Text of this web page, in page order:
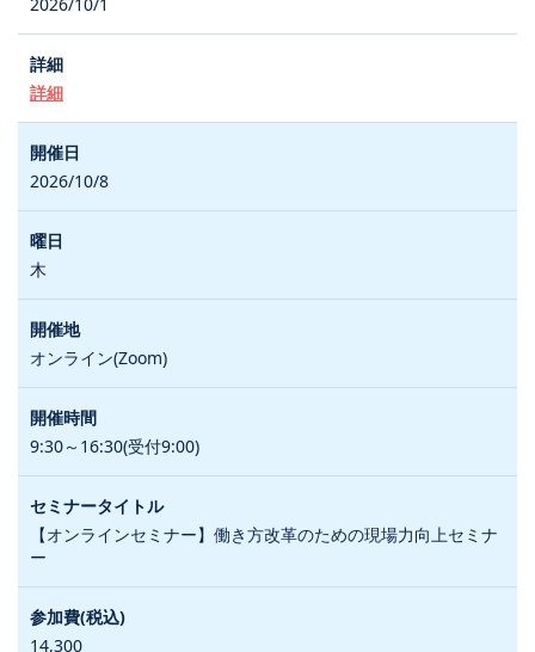
詳細
2026/10/8
木
オンライン(Zoom)
9:30～16:30(受付9:00)
【オンラインセミナー】働き方改革のための現場力向上セミナ
ー
14,300